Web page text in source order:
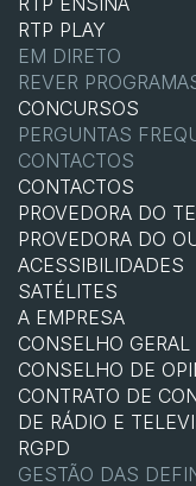
RTP PLAY
EM DIRETO
REVER
CONCURSOS
PERGUNTAS
CONTACTOS
CONTACTOS
PROVEDORA DO
PROVEDORA DO
ACESSIBILIDADES
SATÉLITES
A EMPRESA
CONSELHO
CONSELHO DE
CONTRATO DE
DE RÁDIO E
RGPD
GESTÃO DAS